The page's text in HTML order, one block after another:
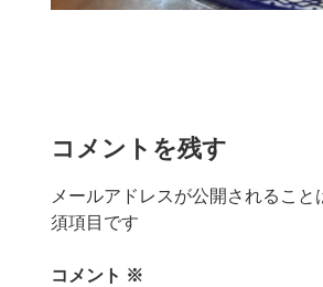
コメントを残す
メールアドレスが公開されること
須項目です
コメント ※